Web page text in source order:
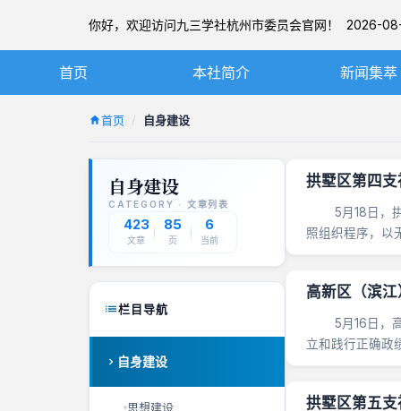
你好，欢迎访问九三学社杭州市委员会官网！ 2026-
首页 本社简介
九三学社简介
本届市委
新闻集萃
图片新闻
首页 自身建设
自身建设
CATEGORY · 文章列表
423
文章
85
页
6
当前
栏目导航
自身建设
思想建设
拱墅区第四
5月18日，拱
照组织程序，以
高新区（滨
5月16日，高
立和践行正确政
拱墅区第五